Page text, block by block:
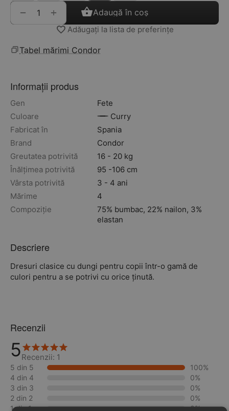
+
− Adaugă în coș
Adăugați la lista de preferințe
Tabel mărimi Condor
Informații produs
Gen
Fete
Culoare
Curry
Fabricat în
Spania
Brand
Condor
Greutatea potrivită
16 - 20 kg
Înălțimea potrivită
95 -106 cm
Vârsta potrivită
3 - 4 ani
Mărime
4
Compoziție
75% bumbac, 22% nailon, 3%
elastan
Descriere
Dresuri clasice cu dungi pentru copii într-o gamă de
culori pentru a se potrivi cu orice ținută.
Recenzii
5Recenzii: 1
5 din 5
100%
4 din 4
0%
3 din 3
0%
2 din 2
0%
1 din 1
0%